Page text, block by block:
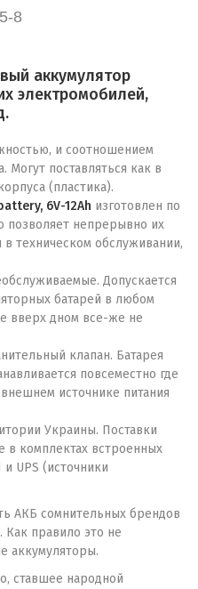
5-8
аккумулятор
электромобилей,
и соотношением
Могут поставляться как в
(пластика).
6V-12Ah изготовлен по
позволяет непрерывно их
в техническом обслуживании,
Допускается
батарей в любом
вверх дном все-же не
клапан. Батарея
повсеместно где
источнике питания
Украины. Поставки
в комплектах встроенных
UPS (источники
АКБ сомнительных брендов
Как правило это не
аккумуляторы.
ставшее народной